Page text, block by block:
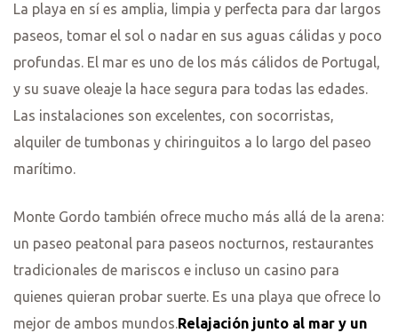
La playa en sí es amplia, limpia y perfecta para dar largos
paseos, tomar el sol o nadar en sus aguas cálidas y poco
profundas. El mar es uno de los más cálidos de Portugal,
y su suave oleaje la hace segura para todas las edades.
Las instalaciones son excelentes, con socorristas,
alquiler de tumbonas y chiringuitos a lo largo del paseo
marítimo.
Monte Gordo también ofrece mucho más allá de la arena:
un paseo peatonal para paseos nocturnos, restaurantes
tradicionales de mariscos e incluso un casino para
quienes quieran probar suerte. Es una playa que ofrece lo
mejor de ambos mundos.Relajación junto al mar y un